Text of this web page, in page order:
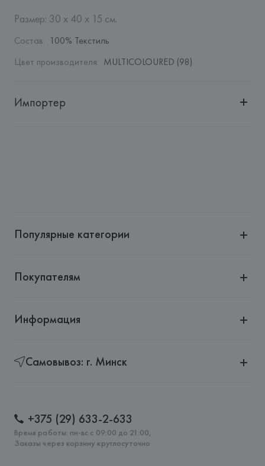
Размер: 30 x 40 x 15 см.
Состав: 100% Текстиль
Цвет производителя: MULTICOLOURED (98)
Импортер
Страна происхождения товара:
Популярные категории
Покупателям
Информация
Самовывоз: г. Минск
+375 (29) 633-2-633
Время работы: пн-вс с 09:00 до 21:00,
Заказы через корзину круглосуточно